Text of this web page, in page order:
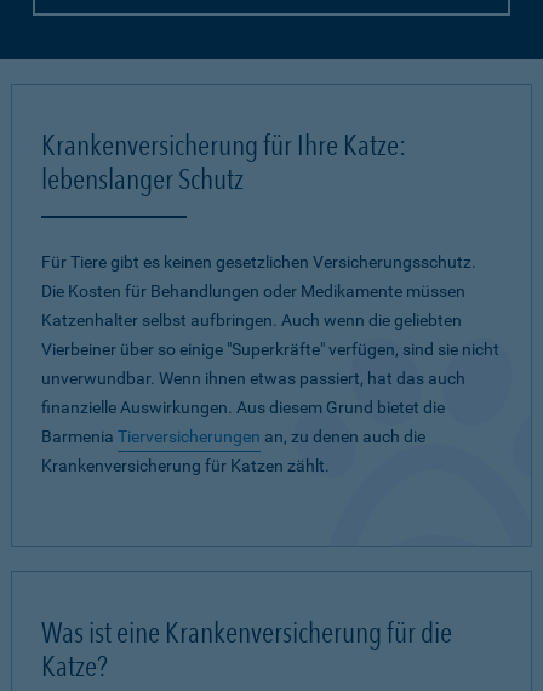
Krankenversicherung für Ihre Katze:
lebenslanger Schutz
Für Tiere gibt es keinen gesetzlichen Versicherungsschutz.
Die Kosten für Behandlungen oder Medikamente müssen
Katzenhalter selbst aufbringen. Auch wenn die geliebten
Vierbeiner über so einige "Superkräfte" verfügen, sind sie nicht
unverwundbar. Wenn ihnen etwas passiert, hat das auch
finanzielle Auswirkungen. Aus diesem Grund bietet die
Barmenia Tierversicherungen an, zu denen auch die
Krankenversicherung für Katzen zählt.
Was ist eine Krankenversicherung für die
Katze?